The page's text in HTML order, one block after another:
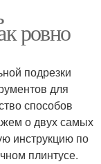
ровно
подрезки
для
способов
о двух самых
инструкцию по
плинтусе.